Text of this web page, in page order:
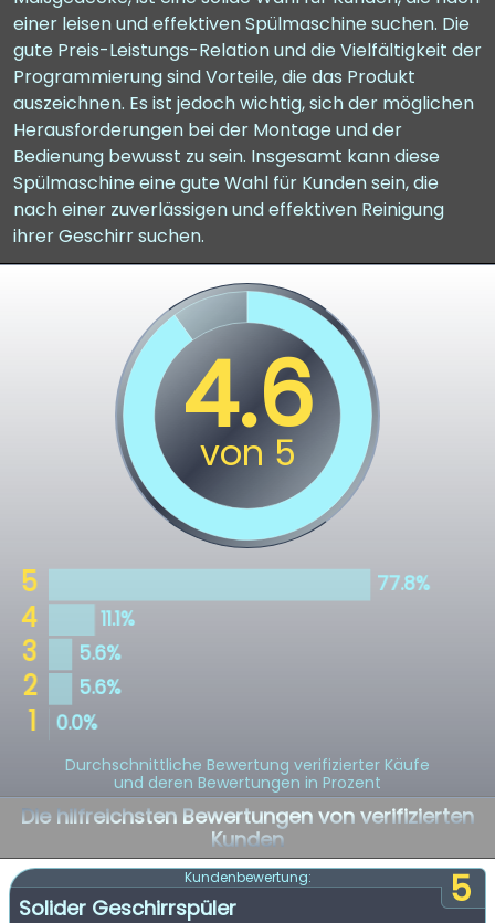
einer leisen und effektiven Spülmaschine suchen. Die
gute Preis-Leistungs-Relation und die Vielfältigkeit der
Programmierung sind Vorteile, die das Produkt
auszeichnen. Es ist jedoch wichtig, sich der möglichen
Herausforderungen bei der Montage und der
Bedienung bewusst zu sein. Insgesamt kann diese
Spülmaschine eine gute Wahl für Kunden sein, die
nach einer zuverlässigen und effektiven Reinigung
ihrer Geschirr suchen.
Durchschnittliche Bewertung verifizierter Käufe
und deren Bewertungen in Prozent
Die hilfreichsten Bewertungen von verifizierten
Kunden
5
Kundenbewertung:
Solider Geschirrspüler